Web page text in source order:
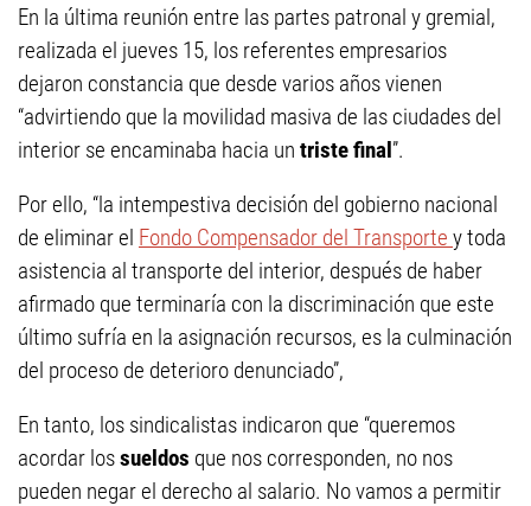
En la última reunión entre las partes patronal y gremial,
realizada el jueves 15, los referentes empresarios
dejaron constancia que desde varios años vienen
“advirtiendo que la movilidad masiva de las ciudades del
interior se encaminaba hacia un triste final”.
Por ello, “la intempestiva decisión del gobierno nacional
de eliminar el Fondo Compensador del Transporte y toda
asistencia al transporte del interior, después de haber
afirmado que terminaría con la discriminación que este
último sufría en la asignación recursos, es la culminación
del proceso de deterioro denunciado”,
En tanto, los sindicalistas indicaron que “queremos
acordar lossueldos que nos corresponden, no nos
pueden negar el derecho al salario. No vamos a permitir